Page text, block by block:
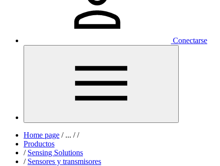
Conectarse
Home page /... / /
Productos
/ Sensing Solutions
/ Sensores y transmisores